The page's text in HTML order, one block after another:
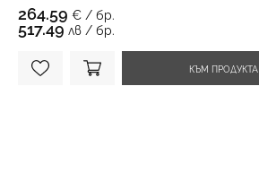
264.59 € / бр.
517.49 лв / бр.
КЪМ ПРОДУКТА